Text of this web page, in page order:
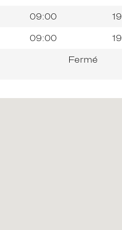
09:00
09:00
Fermé